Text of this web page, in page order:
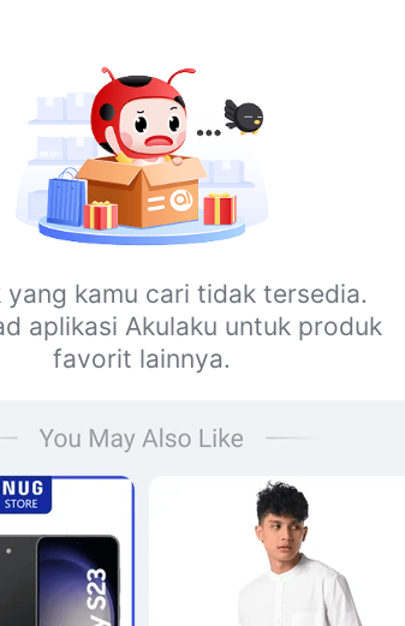
yang kamu cari tidak tersedia.
aplikasi Akulaku untuk produk
favorit lainnya.